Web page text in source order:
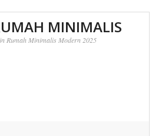
MINIMALIS
Rumah Minimalis Modern 2025